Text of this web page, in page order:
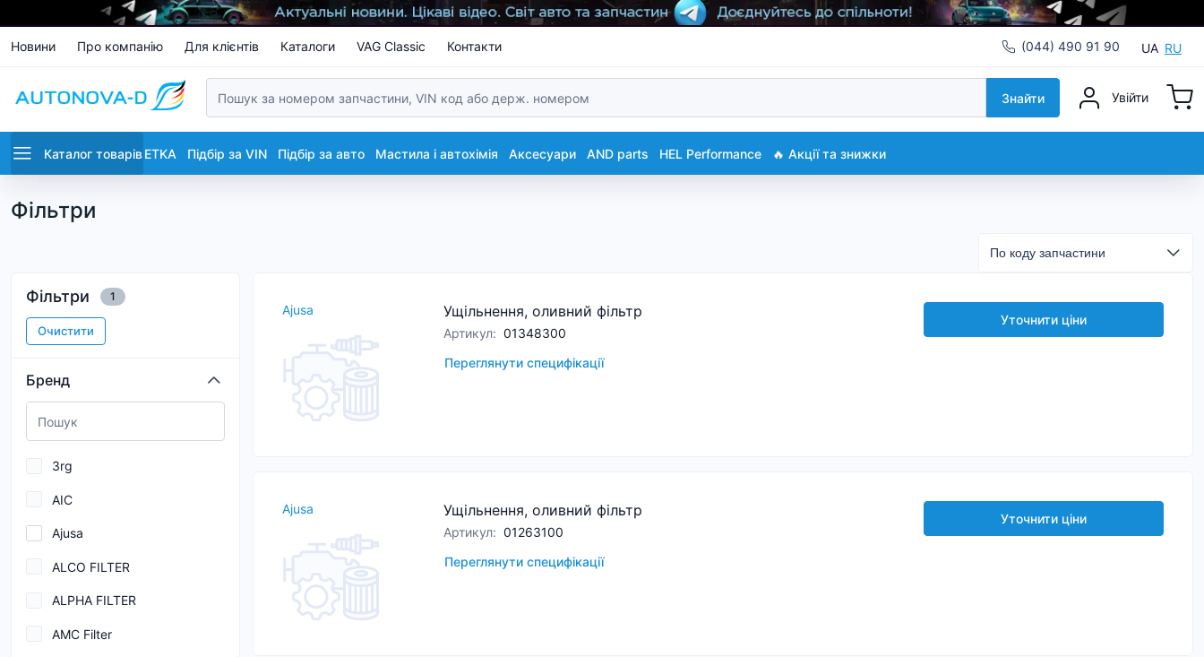
Новини Про компанію Для клієнтів Каталоги VAG Classic Контакти (044) 490 91 90 UA RU
Знайти Увійти
Каталог товарівETKA Підбір за VIN Підбір за авто Мастила і автохімія Аксесуари AND parts HEL Performance 🔥 Акції та знижки
Фільтри
Фільтри 1
Очистити
Бренд
3rg
AIC
Ajusa
ALCO FILTER
ALPHA FILTER
AMC Filter
Ajusa Ущільнення, оливний фільтр
Артикул: 01348300
Переглянути специфікації
Уточнити ціни
Ajusa Ущільнення, оливний фільтр
Артикул: 01263100
Переглянути специфікації
Уточнити ціни